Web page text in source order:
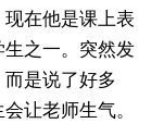
在他是课上表
之一。突然发
是说了好多
让老师生气。